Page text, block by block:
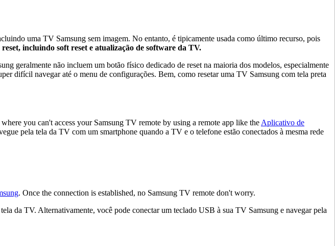
uma TV Samsung sem imagem. No entanto, é tipicamente usada como último recurso, pois
incluindo soft reset e atualização de software da TV.
geralmente não incluem um botão físico dedicado de reset na maioria dos modelos, especialmente
difícil navegar até o menu de configurações. Bem, como resetar uma TV Samsung com tela preta
you can't access your Samsung TV remote by using a remote app like the Aplicativo de
pela tela da TV com um smartphone quando a TV e o telefone estão conectados à mesma rede
. Once the connection is established, no Samsung TV remote don't worry.
da TV. Alternativamente, você pode conectar um teclado USB à sua TV Samsung e navegar pela